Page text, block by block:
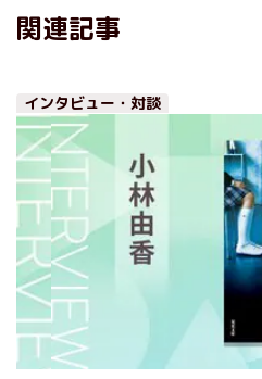
関連記事
インタビュー・対談